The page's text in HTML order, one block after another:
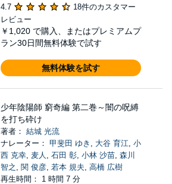
4.7
18件のカスタマー
レビュー
￥1,020 で購入、またはプレミアムプ
ラン30日間無料体験で試す
無料体験を試す
少年陰陽師 窮奇編 第二巻～闇の呪縛
を打ち砕け
著者： 結城 光流
ナレーター： 甲斐田 ゆき 大谷 育江 小
西 克幸, 麦人 石田 彰, 小林 沙苗, 森川
智之
関 俊彦, 若本 規夫 高橋 広樹
再生時間： 1 時間 7 分